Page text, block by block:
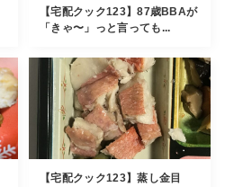
【宅配クック123】87歳BBAが
「きゃ〜」っと言っても...
【宅配クック123】蒸し金目